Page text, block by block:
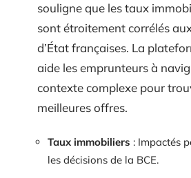
souligne que les taux
sont étroitement corrélés
d’État françaises. La
aide les emprunteurs à
contexte complexe pour
meilleures offres.
Taux immobiliers : Impactés
les décisions de la BCE.